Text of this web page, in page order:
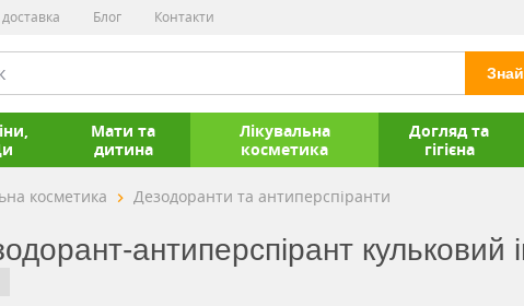
Блог Контакти
Мати та
дитина
Лікувальна
косметика
Догляд та
гігієна
косметика Дезодоранти та антиперспіранти
антиперспірант